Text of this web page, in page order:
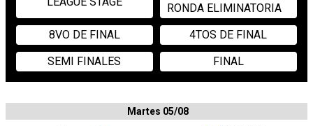
RONDA ELIMINATORIA
8VO DE FINAL
4TOS DE FINAL
SEMI FINALES
FINAL
Martes 05/08